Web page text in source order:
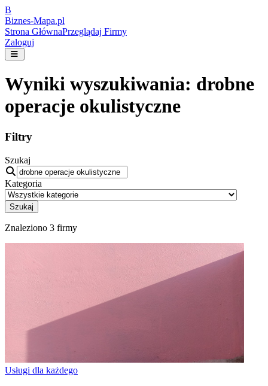
B
Biznes-Mapa.pl
Strona GłównaPrzeglądaj Firmy
Zaloguj
Wyniki wyszukiwania: drobne
operacje okulistyczne
Filtry
Szukaj
Kategoria
Szukaj
Znaleziono 3 firmy
Usługi dla każdego